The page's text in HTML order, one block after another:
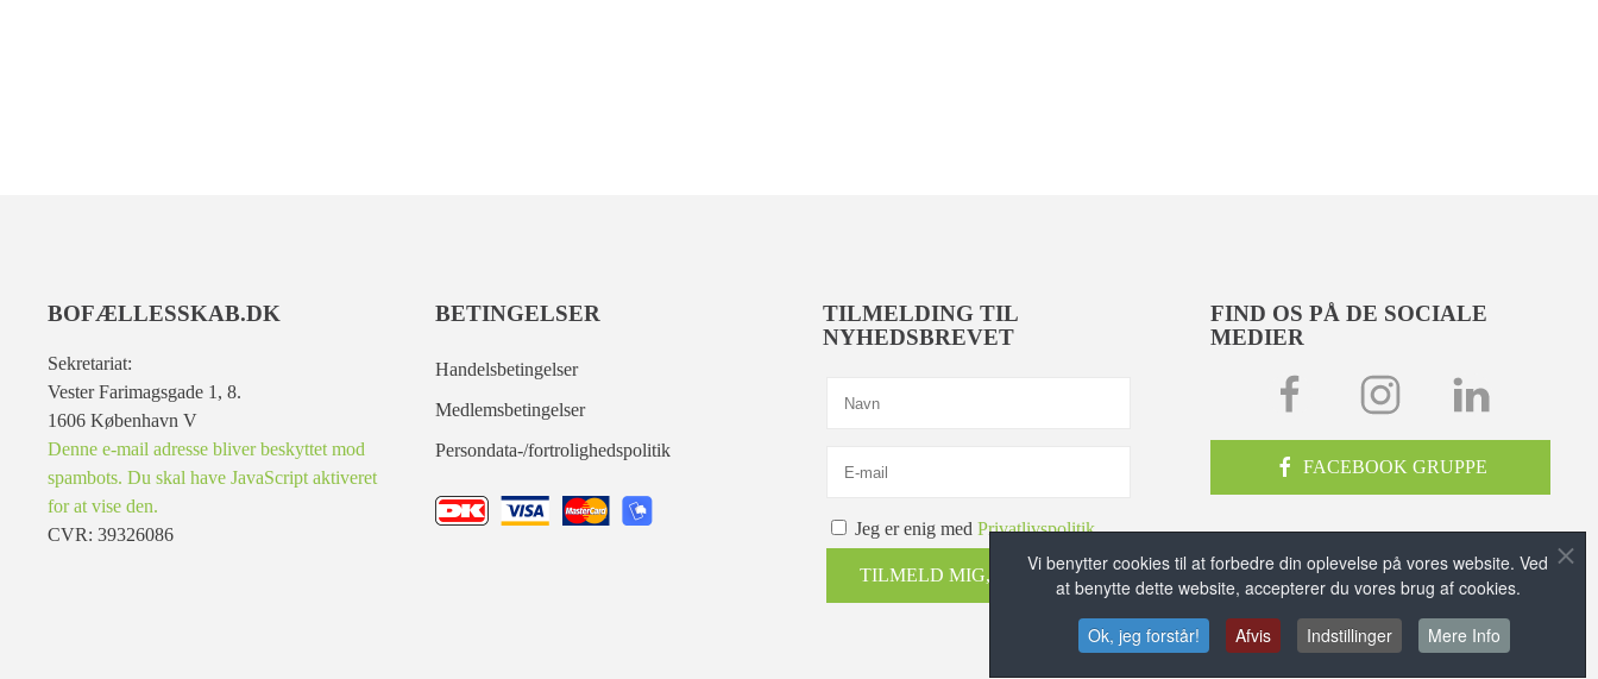
Vi benytter cookies til at forbedre din oplevelse på vores website. Ved
at benytte dette website, accepterer du vores brug af cookies.
Ok, jeg forstår!
Afvis Indstillinger Mere Info
BOFÆLLESSKAB.DK
Sekretariat:
Vester Farimagsgade 1, 8.
1606 København V
Denne e-mail adresse bliver beskyttet mod
spambots. Du skal have JavaScript aktiveret
for at vise den.
CVR: 39326086
BETINGELSER
Handelsbetingelser
Medlemsbetingelser
Persondata-/fortrolighedspolitik
TILMELDING TIL
NYHEDSBREVET
Jeg er enig med Privatlivspolitik
TILMELD MIG, TAK!
FIND OS PÅ DE SOCIALE
MEDIER
FACEBOOK GRUPPE